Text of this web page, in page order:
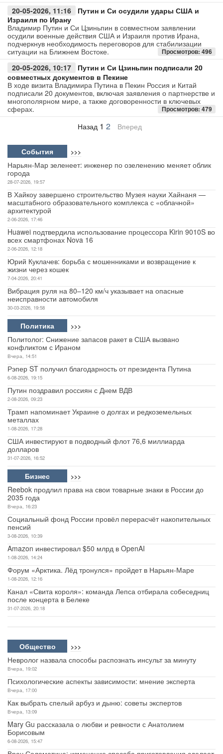
20-05-2026, 11:16
Путин и Си осудили удары США и
Израиля по Ирану
Владимир Путин и Си Цзиньпин в совместном заявлении
осудили военные действия США и Израиля против Ирана,
подчеркнув необходимость переговоров для стабилизации
ситуации на Ближнем Востоке.
Просмотров: 496
20-05-2026, 10:17
Путин и Си Цзиньпин подписали 20
совместных документов в Пекине
В ходе визита Владимира Путина в Пекин Россия и Китай
подписали 20 документов, включая заявления о партнерстве и
многополярном мире, а также договоренности в ключевых
сферах.
Просмотров: 479
Назад 1 2 Вперед
События >>>
Нарьян-Мар зеленеет: инженер по озеленению меняет облик
города
28-07-2026, 19:57
В Хайкоу завершено строительство Музея науки Хайнаня —
масштабного образовательного комплекса с «облачной»
архитектурой
2-06-2026, 17:46
Huawei подтвердила использование процессора Kirin 9010S во
всех смартфонах Nova 16
2-06-2026, 12:18
Юрий Куклачев: борьба с мошенниками и возвращение к
жизни через кошек
7-04-2026, 20:41
Вибрация руля на 80–120 км/ч указывает на опасные
неисправности автомобиля
30-03-2026, 19:58
Политика >>>
Политолог: Снижение запасов ракет в США вызвано
конфликтом с Ираном
Вчера, 14:51
Рэпер ST получил благодарность от президента Путина
6-08-2026, 19:15
Путин поздравил россиян с Днем ВДВ
2-08-2026, 09:23
Трамп напоминает Украине о долгах и редкоземельных
металлах
1-08-2026, 17:28
США инвестируют в подводный флот 76,6 миллиарда
долларов
31-07-2026, 16:52
Бизнес >>>
Reebok продлил права на свои товарные знаки в России до
2035 года
Вчера, 16:23
Социальный фонд России провёл перерасчёт накопительных
пенсий
3-08-2026, 10:39
Amazon инвестировал $50 млрд в OpenAI
1-08-2026, 14:24
Форум «Арктика. Лёд тронулся» пройдет в Нарьян-Маре
1-08-2026, 12:16
Канал «Свита короля»: команда Лепса отбирала собеседниц
после концерта в Белеке
31-07-2026, 20:18
Общество >>>
Невролог назвала способы распознать инсульт за минуту
Вчера, 19:02
Психологические аспекты зависимости: мнение эксперта
Вчера, 17:00
Как выбрать спелый арбуз и дыню: советы экспертов
Вчера, 13:09
Mary Gu рассказала о любви и ревности с Анатолием
Борисовым
6-08-2026, 15:47